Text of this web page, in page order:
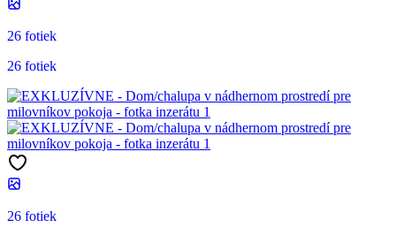
26 fotiek
26 fotiek
26 fotiek